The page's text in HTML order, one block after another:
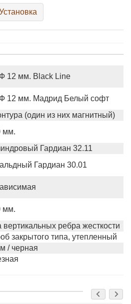
12 мм. Black Line
12 мм. Мадрид Белый софт
(один из них магнитный)
мм.
Гардиан 32.11
Гардиан 30.01
мм.
вертикальных ребра жесткости
закрытого типа, утепленный
/ черная